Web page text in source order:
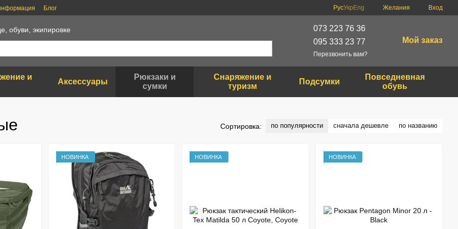
Блог РусУкр Eng Желания Вход
обуви, экипировке
073 223 76 36
095 333 23 77
Перезвонить вам?
Мой заказ
и
Аксессуары
Рюкзаки и
сумки
Снаряжение и
туризм
Подсумки
Повседневная
обувь
Сортировка: по популярности сначала дешевле по названию
НОВИНКА НОВИНКА НОВИНКА